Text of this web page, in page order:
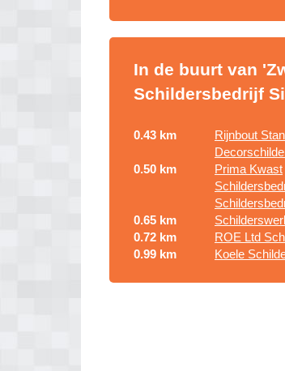
In de buurt van
Schildersbedrijf
0.43 km
Rijnbout
0.50 km
Prima Kwast
0.65 km
0.72 km
ROE Ltd
0.99 km
Koele